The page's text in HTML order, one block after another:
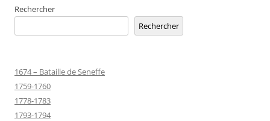
Rechercher
Rechercher
1674 – Bataille de Seneffe
1759-1760
1778-1783
1793-1794